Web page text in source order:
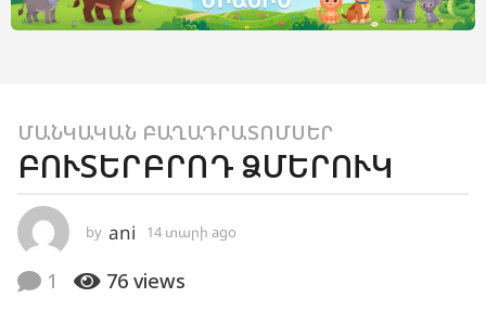
1
4
ա
ր
ի
ՄԱՆԿԱԿԱՆ ԲԱՂԱԴՐԱՏՈՄՍԵՐ
ԲՈՒՏԵՐԲՐՈԴ ՁՄԵՐՈՒԿ
by ani 14 տարի ago
1 76 views